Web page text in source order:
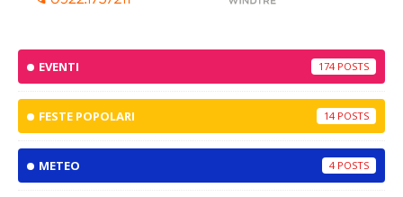
EVENTI 174
FESTE POPOLARI 14
METEO 4